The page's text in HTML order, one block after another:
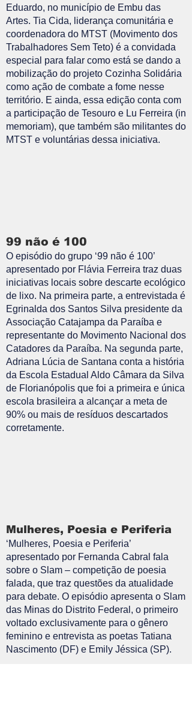
Eduardo, no município de Embu das
Artes. Tia Cida, liderança comunitária e
coordenadora do MTST (Movimento dos
Trabalhadores Sem Teto) é a convidada
especial para falar como está se dando a
mobilização do projeto Cozinha Solidária
como ação de combate a fome nesse
território. E ainda, essa edição conta com
a participação de Tesouro e Lu Ferreira (in
memoriam), que também são militantes do
MTST e voluntárias dessa iniciativa.
99 não é 100
O episódio do grupo ‘99 não é 100’
apresentado por Flávia Ferreira traz duas
iniciativas locais sobre descarte ecológico
de lixo. Na primeira parte, a entrevistada é
Egrinalda dos Santos Silva presidente da
Associação Catajampa da Paraíba e
representante do Movimento Nacional dos
Catadores da Paraíba. Na segunda parte,
Adriana Lúcia de Santana conta a história
da Escola Estadual Aldo Câmara da Silva
de Florianópolis que foi a primeira e única
escola brasileira a alcançar a meta de
90% ou mais de resíduos descartados
corretamente.
Mulheres, Poesia e Periferia
‘Mulheres, Poesia e Periferia’
apresentado por Fernanda Cabral fala
sobre o Slam – competição de poesia
falada, que traz questões da atualidade
para debate. O episódio apresenta o Slam
das Minas do Distrito Federal, o primeiro
voltado exclusivamente para o gênero
feminino e entrevista as poetas Tatiana
Nascimento (DF) e Emily Jéssica (SP).